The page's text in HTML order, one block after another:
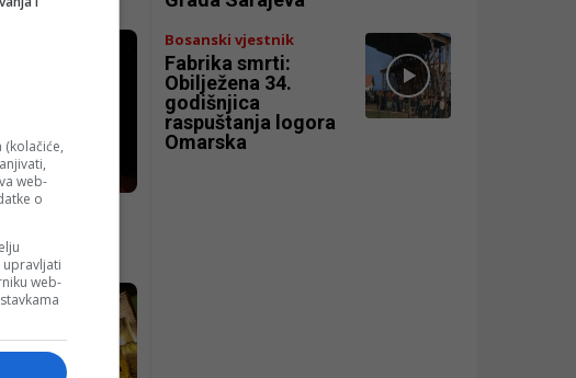
dan
Bosanski vjestnik
Fabrika smrti:
Obilježena 34.
godišnjica
raspuštanja logora
Omarska
web-
o
upravljati
web-